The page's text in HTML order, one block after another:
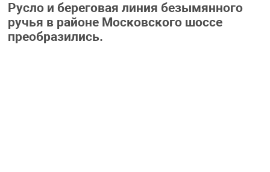
Русло и береговая линия безымянного
ручья в районе Московского шоссе
преобразились.